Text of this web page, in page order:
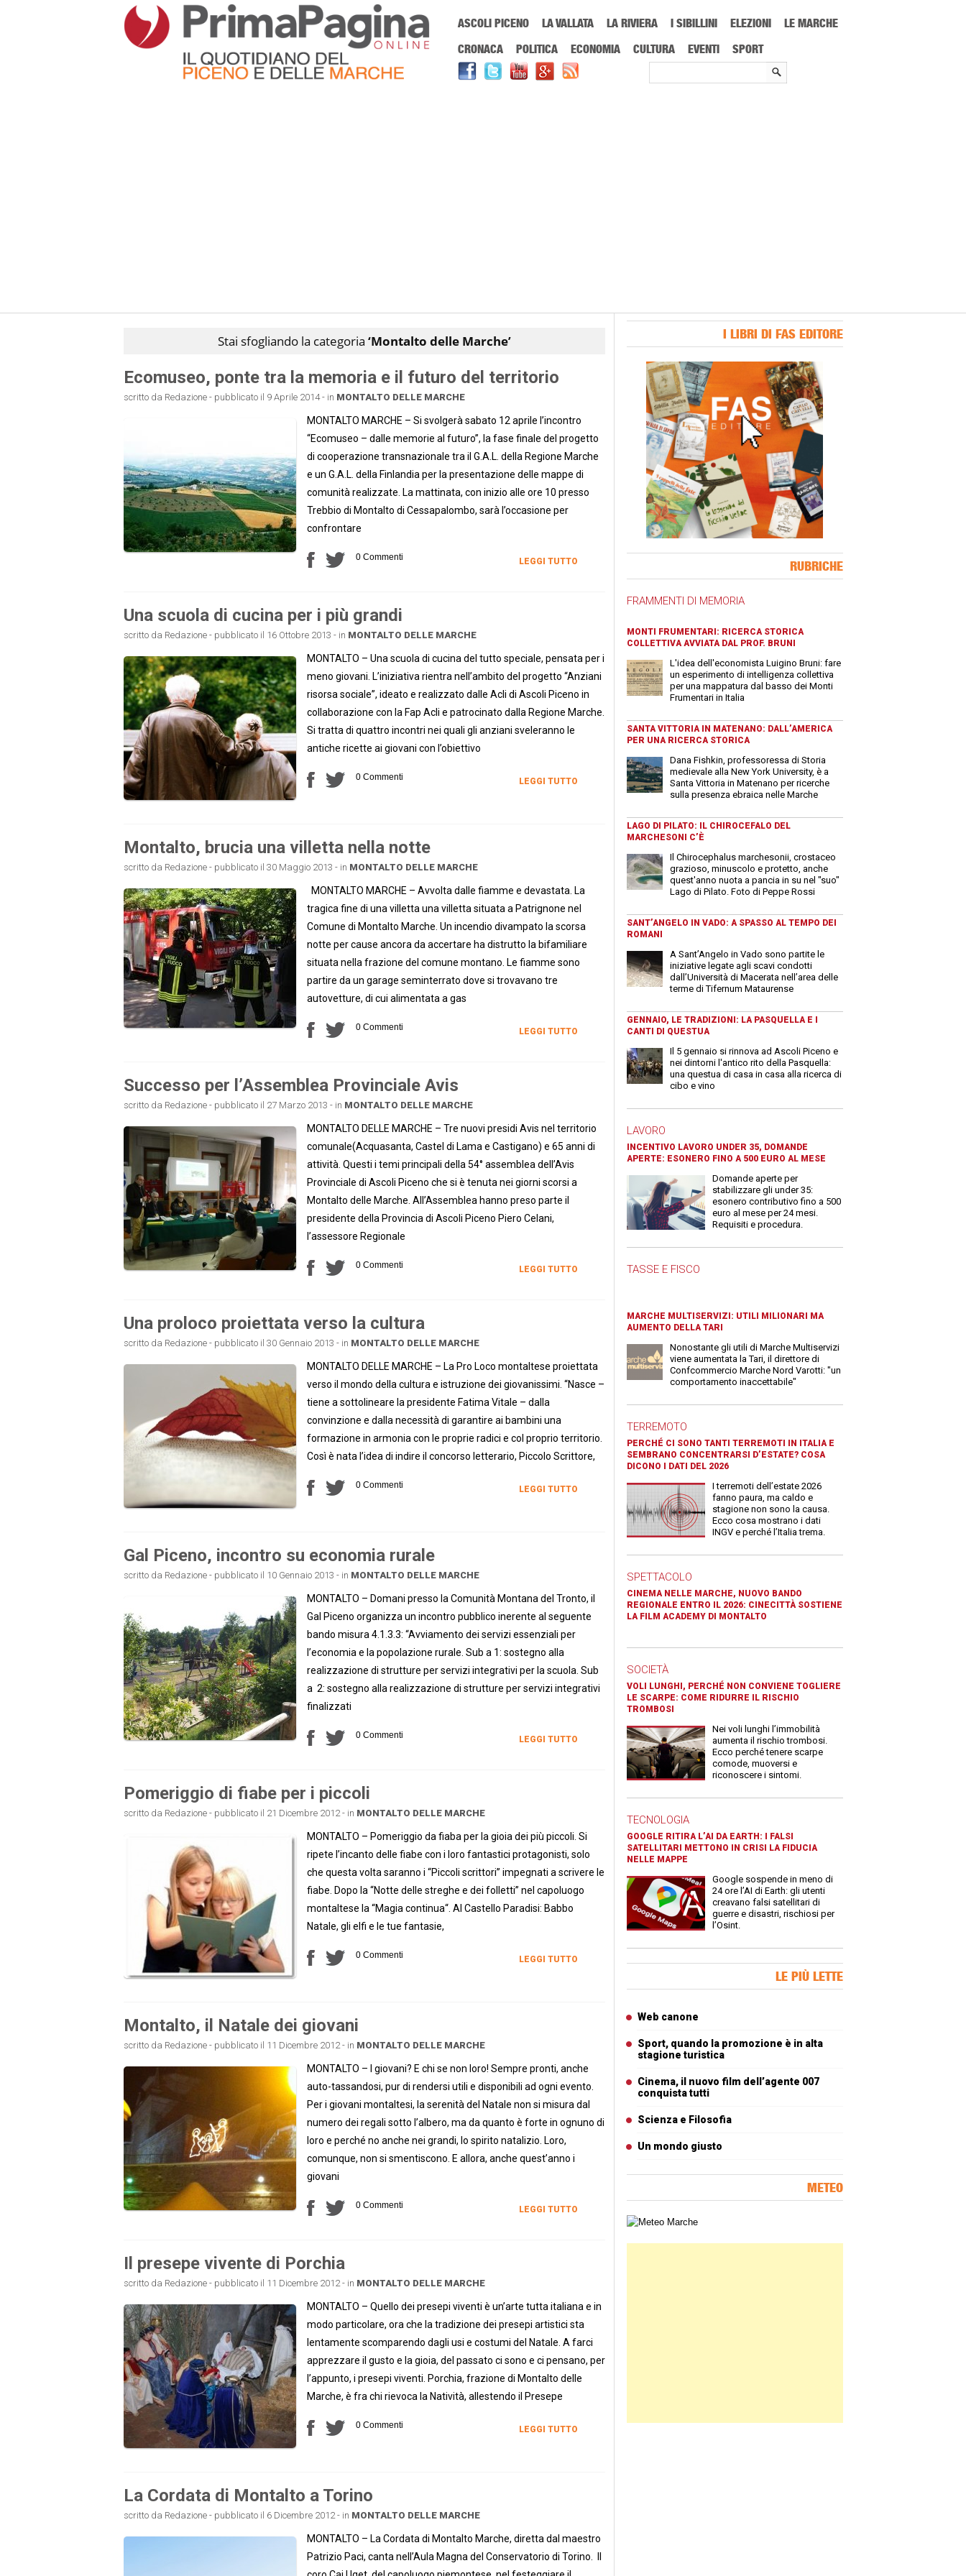
ASCOLI PICENO LA VALLATA LA RIVIERA I SIBILLINI ELEZIONI
LE MARCHE
CRONACA
POLITICA ECONOMIA CULTURA EVENTI SPORT
Stai sfogliando la categoria ‘Montalto delle Marche’
Ecomuseo, ponte tra la memoria e il futuro del territorio
scritto da Redazione - pubblicato il 9 Aprile 2014 - in MONTALTO DELLE MARCHE
MONTALTO MARCHE – Si svolgerà sabato 12 aprile l’incontro
“Ecomuseo – dalle memorie al futuro”, la fase finale del progetto
di cooperazione transnazionale tra il G.A.L. della Regione Marche
e un G.A.L. della Finlandia per la presentazione delle mappe di
comunità realizzate. La mattinata, con inizio alle ore 10 presso
Trebbio di Montalto di Cessapalombo, sarà l’occasione per
confrontare
0 Commenti LEGGI TUTTO
Una scuola di cucina per i più grandi
scritto da Redazione - pubblicato il 16 Ottobre 2013 - in MONTALTO DELLE MARCHE
MONTALTO – Una scuola di cucina del tutto speciale, pensata per i
meno giovani. L’iniziativa rientra nell’ambito del progetto “Anziani
risorsa sociale”, ideato e realizzato dalle Acli di Ascoli Piceno in
collaborazione con la Fap Acli e patrocinato dalla Regione Marche.
Si tratta di quattro incontri nei quali gli anziani sveleranno le
antiche ricette ai giovani con l’obiettivo
0 Commenti LEGGI TUTTO
Montalto, brucia una villetta nella notte
scritto da Redazione - pubblicato il 30 Maggio 2013 - in MONTALTO DELLE MARCHE
MONTALTO MARCHE – Avvolta dalle fiamme e devastata. La
tragica fine di una villetta una villetta situata a Patrignone nel
Comune di Montalto Marche. Un incendio divampato la scorsa
notte per cause ancora da accertare ha distrutto la bifamiliare
situata nella frazione del comune montano. Le fiamme sono
partire da un garage seminterrato dove si trovavano tre
autovetture, di cui alimentata a gas
0 Commenti LEGGI TUTTO
Successo per l’Assemblea Provinciale Avis
scritto da Redazione - pubblicato il 27 Marzo 2013 - in MONTALTO DELLE MARCHE
MONTALTO DELLE MARCHE – Tre nuovi presidi Avis nel territorio
comunale(Acquasanta, Castel di Lama e Castigano) e 65 anni di
attività. Questi i temi principali della 54° assemblea dell’Avis
Provinciale di Ascoli Piceno che si è tenuta nei giorni scorsi a
Montalto delle Marche. All’Assemblea hanno preso parte il
presidente della Provincia di Ascoli Piceno Piero Celani,
l’assessore Regionale
0 Commenti LEGGI TUTTO
Una proloco proiettata verso la cultura
scritto da Redazione - pubblicato il 30 Gennaio 2013 - in MONTALTO DELLE MARCHE
MONTALTO DELLE MARCHE – La Pro Loco montaltese proiettata
verso il mondo della cultura e istruzione dei giovanissimi. “Nasce –
tiene a sottolineare la presidente Fatima Vitale – dalla
convinzione e dalla necessità di garantire ai bambini una
formazione in armonia con le proprie radici e col proprio territorio.
Così è nata l’idea di indire il concorso letterario, Piccolo Scrittore,
0 Commenti LEGGI TUTTO
Gal Piceno, incontro su economia rurale
scritto da Redazione - pubblicato il 10 Gennaio 2013 - in MONTALTO DELLE MARCHE
MONTALTO – Domani presso la Comunità Montana del Tronto, il
Gal Piceno organizza un incontro pubblico inerente al seguente
bando misura 4.1.3.3: “Avviamento dei servizi essenziali per
l’economia e la popolazione rurale. Sub a 1: sostegno alla
realizzazione di strutture per servizi integrativi per la scuola. Sub
a 2: sostegno alla realizzazione di strutture per servizi integrativi
finalizzati
0 Commenti LEGGI TUTTO
Pomeriggio di fiabe per i piccoli
scritto da Redazione - pubblicato il 21 Dicembre 2012 - in MONTALTO DELLE MARCHE
MONTALTO – Pomeriggio da fiaba per la gioia dei più piccoli. Si
ripete l’incanto delle fiabe con i loro fantastici protagonisti, solo
che questa volta saranno i “Piccoli scrittori” impegnati a scrivere le
fiabe. Dopo la “Notte delle streghe e dei folletti” nel capoluogo
montaltese la “Magia continua“. Al Castello Paradisi: Babbo
Natale, gli elfi e le tue fantasie,
0 Commenti LEGGI TUTTO
Montalto, il Natale dei giovani
scritto da Redazione - pubblicato il 11 Dicembre 2012 - in MONTALTO DELLE MARCHE
MONTALTO – I giovani? E chi se non loro! Sempre pronti, anche
auto-tassandosi, pur di rendersi utili e disponibili ad ogni evento.
Per i giovani montaltesi, la serenità del Natale non si misura dal
numero dei regali sotto l’albero, ma da quanto è forte in ognuno di
loro e perché no anche nei grandi, lo spirito natalizio. Loro,
comunque, non si smentiscono. E allora, anche quest’anno i
giovani
0 Commenti LEGGI TUTTO
Il presepe vivente di Porchia
scritto da Redazione - pubblicato il 11 Dicembre 2012 - in MONTALTO DELLE MARCHE
MONTALTO – Quello dei presepi viventi è un’arte tutta italiana e in
modo particolare, ora che la tradizione dei presepi artistici sta
lentamente scomparendo dagli usi e costumi del Natale. A farci
apprezzare il gusto e la gioia, del passato ci sono e ci pensano, per
l’appunto, i presepi viventi. Porchia, frazione di Montalto delle
Marche, è fra chi rievoca la Natività, allestendo il Presepe
0 Commenti LEGGI TUTTO
La Cordata di Montalto a Torino
scritto da Redazione - pubblicato il 6 Dicembre 2012 - in MONTALTO DELLE MARCHE
MONTALTO – La Cordata di Montalto Marche, diretta dal maestro
Patrizio Paci, canta nell’Aula Magna del Conservatorio di Torino. Il
I LIBRI DI FAS EDITORE
RUBRICHE
FRAMMENTI DI MEMORIA
MONTI FRUMENTARI: RICERCA STORICA
COLLETTIVA AVVIATA DAL PROF. BRUNI
L'idea dell'economista Luigino Bruni: fare
un esperimento di intelligenza collettiva
per una mappatura dal basso dei Monti
Frumentari in Italia
SANTA VITTORIA IN MATENANO: DALL’AMERICA
PER UNA RICERCA STORICA
Dana Fishkin, professoressa di Storia
medievale alla New York University, è a
Santa Vittoria in Matenano per ricerche
sulla presenza ebraica nelle Marche
LAGO DI PILATO: IL CHIROCEFALO DEL
MARCHESONI C’È
Il Chirocephalus marchesonii, crostaceo
grazioso, minuscolo e protetto, anche
quest'anno nuota a pancia in su nel "suo"
Lago di Pilato. Foto di Peppe Rossi
SANT’ANGELO IN VADO: A SPASSO AL TEMPO DEI
ROMANI
A Sant’Angelo in Vado sono partite le
iniziative legate agli scavi condotti
dall’Università di Macerata nell’area delle
terme di Tifernum Mataurense
GENNAIO, LE TRADIZIONI: LA PASQUELLA E I
CANTI DI QUESTUA
Il 5 gennaio si rinnova ad Ascoli Piceno e
nei dintorni l'antico rito della Pasquella:
una questua di casa in casa alla ricerca di
cibo e vino
LAVORO
INCENTIVO LAVORO UNDER 35, DOMANDE
APERTE: ESONERO FINO A 500 EURO AL MESE
Domande aperte per
stabilizzare gli under 35:
esonero contributivo fino a 500
euro al mese per 24 mesi.
Requisiti e procedura.
TASSE E FISCO
MARCHE MULTISERVIZI: UTILI MILIONARI MA
AUMENTO DELLA TARI
Nonostante gli utili di Marche Multiservizi
viene aumentata la Tari, il direttore di
Confcommercio Marche Nord Varotti: "un
comportamento inaccettabile"
TERREMOTO
PERCHÉ CI SONO TANTI TERREMOTI IN ITALIA E
SEMBRANO CONCENTRARSI D’ESTATE? COSA
DICONO I DATI DEL 2026
I terremoti dell’estate 2026
fanno paura, ma caldo e
stagione non sono la causa.
Ecco cosa mostrano i dati
INGV e perché l’Italia trema.
SPETTACOLO
CINEMA NELLE MARCHE, NUOVO BANDO
REGIONALE ENTRO IL 2026: CINECITTÀ SOSTIENE
LA FILM ACADEMY DI MONTALTO
SOCIETÀ
VOLI LUNGHI, PERCHÉ NON CONVIENE TOGLIERE
LE SCARPE: COME RIDURRE IL RISCHIO
TROMBOSI
Nei voli lunghi l’immobilità
aumenta il rischio trombosi.
Ecco perché tenere scarpe
comode, muoversi e
riconoscere i sintomi.
TECNOLOGIA
GOOGLE RITIRA L’AI DA EARTH: I FALSI
SATELLITARI METTONO IN CRISI LA FIDUCIA
NELLE MAPPE
Google sospende in meno di
24 ore l’AI di Earth: gli utenti
creavano falsi satellitari di
guerre e disastri, rischiosi per
l’Osint.
LE PIÙ LETTE
Web canone
Sport, quando la promozione è in alta
stagione turistica
Cinema, il nuovo film dell’agente 007
conquista tutti
Scienza e Filosofia
Un mondo giusto
METEO
Carta meteorologica delle Marche